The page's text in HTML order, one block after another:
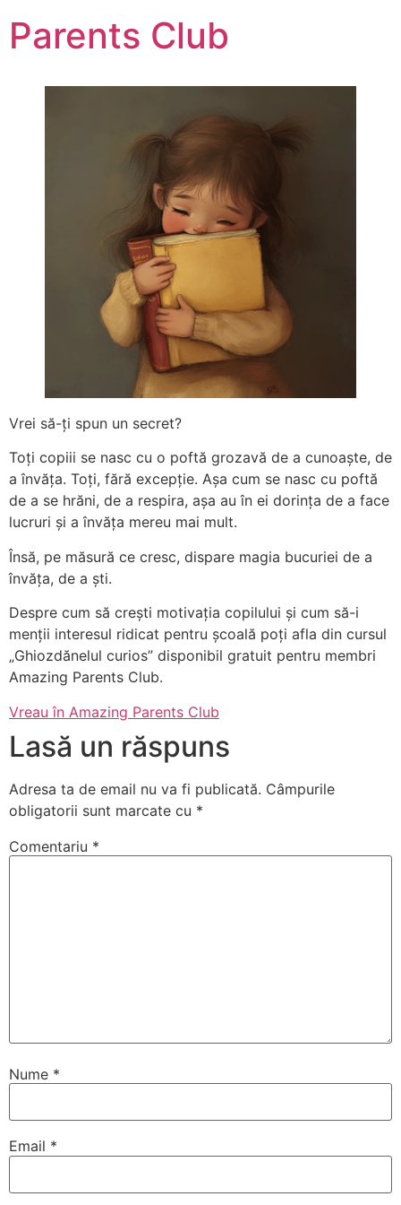
Parents Club
Vrei să-ți spun un secret?
Toți copiii se nasc cu o poftă grozavă de a cunoaște, de
a învăța. Toți, fără excepție. Așa cum se nasc cu poftă
de a se hrăni, de a respira, așa au în ei dorința de a face
lucruri și a învăța mereu mai mult.
Însă, pe măsură ce cresc, dispare magia bucuriei de a
învăța, de a ști.
Despre cum să crești motivația copilului și cum să-i
menții interesul ridicat pentru școală poți afla din cursul
„Ghiozdănelul curios” disponibil gratuit pentru membri
Amazing Parents Club.
Vreau în Amazing Parents Club
Lasă un răspuns
Adresa ta de email nu va fi publicată. Câmpurile
obligatorii sunt marcate cu *
Comentariu *
Nume *
Email *